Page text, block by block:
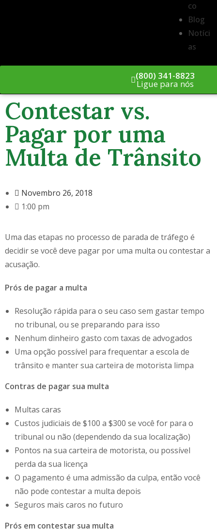
co
Blog
Notíci
as
(800) 341-8823
Ligue para nós
Contestar vs.
Pagar por uma
Multa de Trânsito
Novembro 26, 2018
1:00 pm
Uma das etapas no processo de parada de tráfego é
decidir se você deve pagar por uma multa ou contestar a
acusação.
Prós de pagar a multa
Resolução rápida para o seu caso sem gastar tempo
no tribunal, ou se preparando para isso
Nenhum dinheiro gasto com taxas de advogados
Uma opção possível para frequentar a escola de
trânsito e manter sua carteira de motorista limpa
Contras de pagar sua multa
Multas caras
Custos judiciais de $100 a $300 se você for para o
tribunal ou não (dependendo da sua localização)
Pontos na sua carteira de motorista, ou possível
perda da sua licença
O pagamento é uma admissão da culpa, então você
não pode contestar a multa depois
Seguros mais caros no futuro
Prós em contestar sua multa